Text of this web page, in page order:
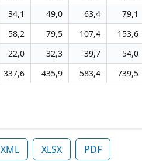
34,1 49,0 63,4
79,1
58,2 79,5 107,4 153,6
22,0 32,3 39,7
54,0
337,6 435,9 583,4 739,5
XML XLSX PDF